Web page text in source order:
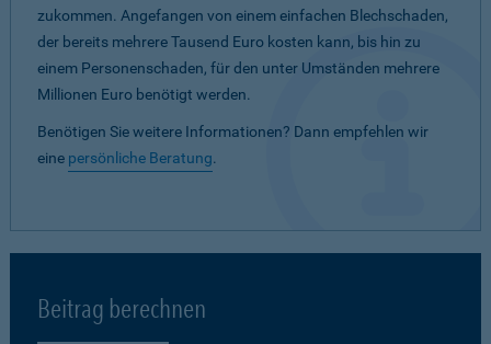
zukommen. Angefangen von einem einfachen Blechschaden,
der bereits mehrere Tausend Euro kosten kann, bis hin zu
einem Personenschaden, für den unter Umständen mehrere
Millionen Euro benötigt werden.
Benötigen Sie weitere Informationen? Dann empfehlen wir
eine persönliche Beratung.
Beitrag berechnen